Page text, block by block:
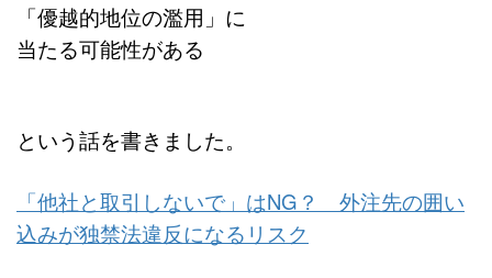
「優越的地位の濫用」に
当たる可能性がある
という話を書きました。
「他社と取引しないで」はNG？ 外注先の囲い
込みが独禁法違反になるリスク